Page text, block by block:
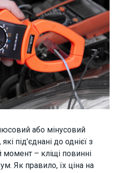
або мінусовий
під’єднані до однієї з
– кліщі повинні
Як правило, їх ціна на